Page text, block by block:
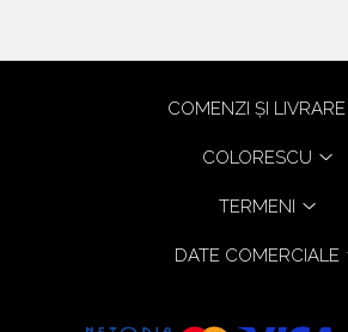
COMENZI ȘI LIVRARE
COLORESCU
TERMENI
DATE COMERCIALE